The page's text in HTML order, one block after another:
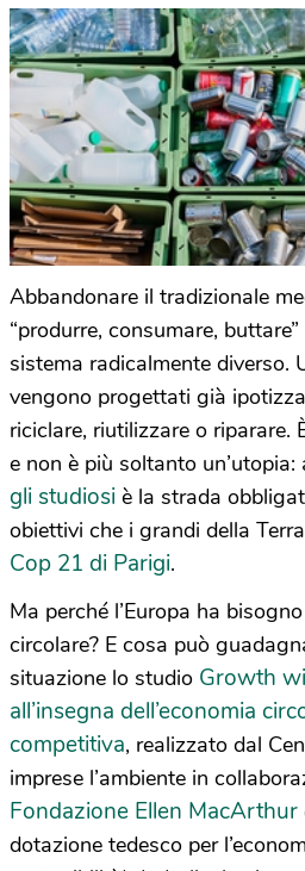
Abbandonare il tradizionale
“produrre, consumare,
sistema radicalmente diverso.
vengono progettati già
riciclare, riutilizzare o riparare.
e non è più soltanto un’utopia:
gli studiosi è la strada
obiettivi che i grandi della
Cop 21 di Parigi.
Ma perché l’Europa ha
circolare? E cosa può
situazione lo studio Growth
all’insegna dell’economia
competitiva, realizzato dal
imprese l’ambiente in
Fondazione Ellen MacArthur
dotazione tedesco per